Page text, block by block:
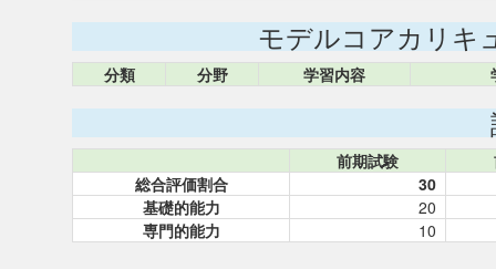
モデルコアカリキ
分類 分野 学習内容
前期試験
総合評価割合
30
基礎的能力
20
専門的能力
10